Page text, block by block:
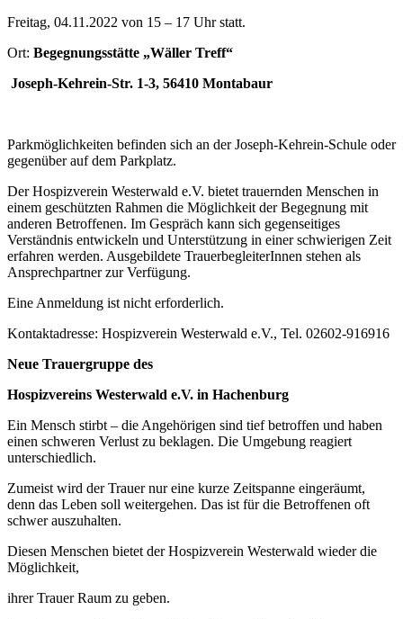
Freitag, 04.11.2022 von 15 – 17 Uhr statt.
Ort: Begegnungsstätte „Wäller Treff“
Joseph-Kehrein-Str. 1-3, 56410 Montabaur
Parkmöglichkeiten befinden sich an der Joseph-Kehrein-Schule oder
gegenüber auf dem Parkplatz.
Der Hospizverein Westerwald e.V. bietet trauernden Menschen in
einem geschützten Rahmen die Möglichkeit der Begegnung mit
anderen Betroffenen. Im Gespräch kann sich gegenseitiges
Verständnis entwickeln und Unterstützung in einer schwierigen Zeit
erfahren werden. Ausgebildete TrauerbegleiterInnen stehen als
Ansprechpartner zur Verfügung.
Eine Anmeldung ist nicht erforderlich.
Kontaktadresse: Hospizverein Westerwald e.V., Tel. 02602-916916
Neue Trauergruppe des
Hospizvereins Westerwald e.V. in Hachenburg
Ein Mensch stirbt – die Angehörigen sind tief betroffen und haben
einen schweren Verlust zu beklagen. Die Umgebung reagiert
unterschiedlich.
Zumeist wird der Trauer nur eine kurze Zeitspanne eingeräumt,
denn das Leben soll weitergehen. Das ist für die Betroffenen oft
schwer auszuhalten.
Diesen Menschen bietet der Hospizverein Westerwald wieder die
Möglichkeit,
ihrer Trauer Raum zu geben.